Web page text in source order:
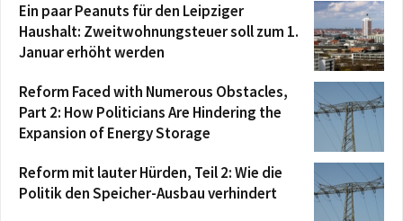
Ein paar Peanuts für den Leipziger
Haushalt: Zweitwohnungsteuer soll zum 1.
Januar erhöht werden
Reform Faced with Numerous Obstacles,
Part 2: How Politicians Are Hindering the
Expansion of Energy Storage
Reform mit lauter Hürden, Teil 2: Wie die
Politik den Speicher-Ausbau verhindert